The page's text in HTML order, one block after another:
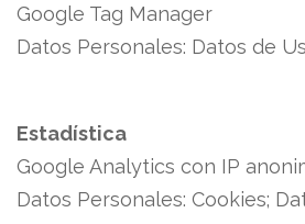
Google Tag Manager
Datos Personales: Datos de
Estadística
Google Analytics con IP
Datos Personales: Cookies;